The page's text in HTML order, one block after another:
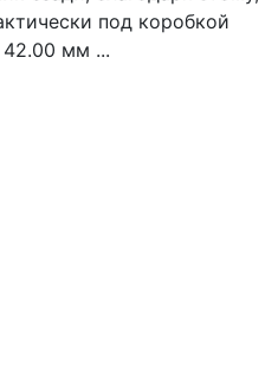
под коробкой
42.00 мм ...